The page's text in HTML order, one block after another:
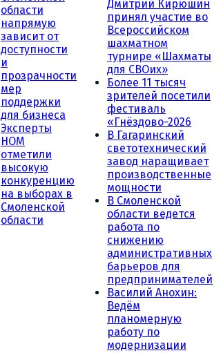
области
напрямую
зависит от
доступности
и
прозрачности
мер
поддержки
для бизнеса
Эксперты
НОМ
отметили
высокую
конкуренцию
на выборах в
Смоленской
области
Дмитрий Кирюшин
принял участие во
Всероссийском
шахматном
турнире «Шахматы
для СВОих»
Более 11 тысяч
зрителей посетили
фестиваль
«Гнёздово-2026
В Гагаринский
светотехнический
завод наращивает
производственные
мощности
В Смоленской
области ведется
работа по
снижению
административных
барьеров для
предпринимателей
Василий Анохин:
Ведём
планомерную
работу по
модернизации